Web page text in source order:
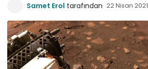
Samet Erol tarafından 22 Nisan 2021